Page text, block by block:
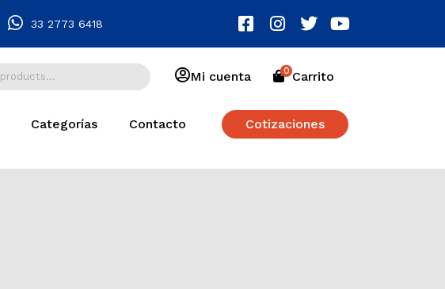
33 2773 6418
Mi cuenta 0 Carrito
Categorías Contacto Cotizaciones